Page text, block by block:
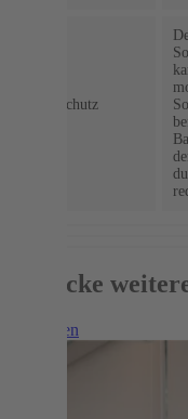
Sonnenschutz
Entdecke
Weiterlesen